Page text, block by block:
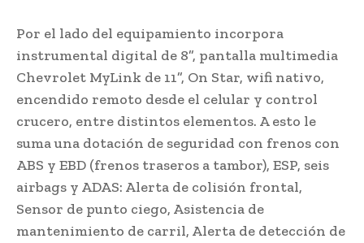
Por el lado del equipamiento incorpora
instrumental digital de 8”, pantalla multimedia
Chevrolet MyLink de 11”, On Star, wifi nativo,
encendido remoto desde el celular y control
crucero, entre distintos elementos. A esto le
suma una dotación de seguridad con frenos con
ABS y EBD (frenos traseros a tambor), ESP, seis
airbags y ADAS: Alerta de colisión frontal,
Sensor de punto ciego, Asistencia de
mantenimiento de carril, Alerta de detección de